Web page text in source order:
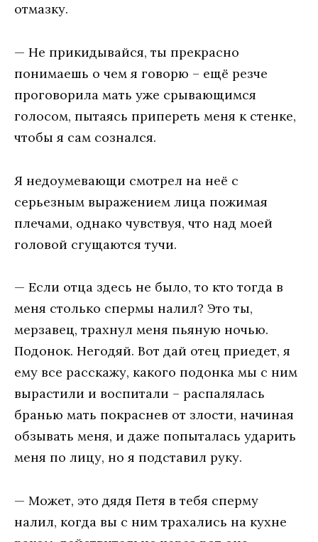
отмазку.
— Не прикидывайся, ты прекрасно
понимаешь о чем я говорю – ещё резче
проговорила мать уже срывающимся
голосом, пытаясь припереть меня к стенке,
чтобы я сам сознался.
Я недоумевающи смотрел на неё с
серьезным выражением лица пожимая
плечами, однако чувствуя, что над моей
головой сгущаются тучи.
— Если отца здесь не было, то кто тогда в
меня столько спермы налил? Это ты,
мерзавец, трахнул меня пьяную ночью.
Подонок. Негодяй. Вот дай отец приедет, я
ему все расскажу, какого подонка мы с ним
вырастили и воспитали – распалялась
бранью мать покраснев от злости, начиная
обзывать меня, и даже попыталась ударить
меня по лицу, но я подставил руку.
— Может, это дядя Петя в тебя сперму
налил, когда вы с ним трахались на кухне